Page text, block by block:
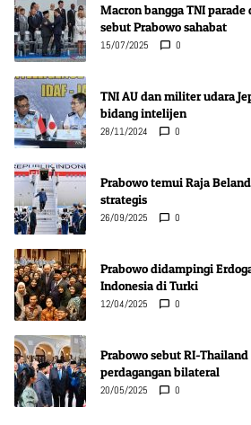
Macron bangga TNI
sebut Prabowo sahabat
15/07/2025 0
TNI AU dan militer udara
bidang intelijen
28/11/2024 0
Prabowo temui Raja
strategis
26/09/2025 0
Prabowo didampingi
Indonesia di Turki
12/04/2025 0
Prabowo sebut RI-
perdagangan bilateral
20/05/2025 0